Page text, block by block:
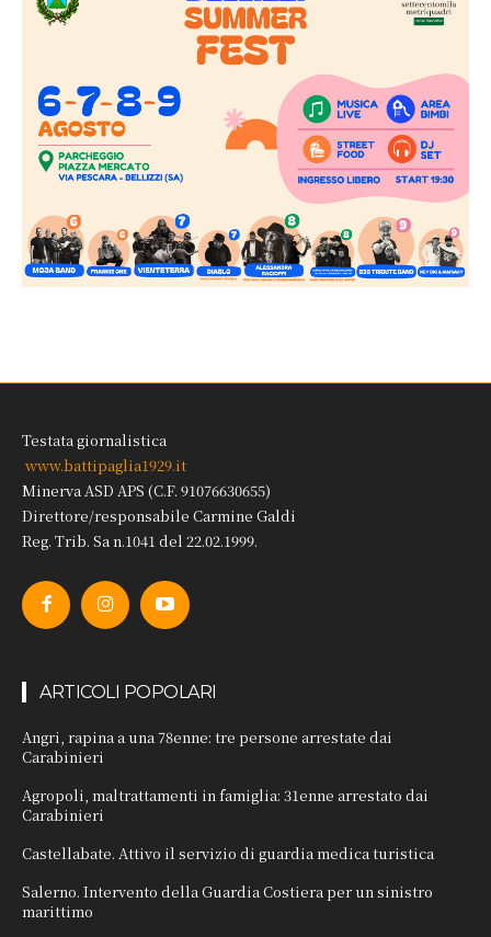
Testata giornalistica
www.battipaglia1929.it
Minerva ASD APS (C.F. 91076630655)
Direttore/responsabile Carmine Galdi
Reg. Trib. Sa n.1041 del 22.02.1999.
ARTICOLI POPOLARI
Angri, rapina a una 78enne: tre persone arrestate dai
Carabinieri
Agropoli, maltrattamenti in famiglia: 31enne arrestato dai
Carabinieri
Castellabate. Attivo il servizio di guardia medica turistica
Salerno. Intervento della Guardia Costiera per un sinistro
marittimo